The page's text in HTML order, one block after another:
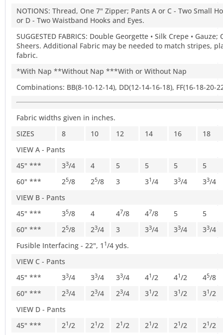
NOTIONS: Thread, One 7" Zipper; Pants A or C - Two Small
or D - Two Waistband Hooks and Eyes.
SUGGESTED FABRICS: Double Georgette • Silk Crepe •
Sheers. Additional Fabric may be needed to match stripes,
fabric.
*With Nap **Without Nap ***With or Without Nap
Combinations: BB(8-10-12-14), DD(12-14-16-18), FF(16-18-20-
Fabric widths given in inches.
SIZES
8 10 12 14 16
18
VIEW A - Pants
45" ***
33/4 4 5 5 5
5
60" ***
25/8 25/8 3 31/4 33/4 33/4
VIEW B - Pants
45" ***
35/8 4 47/8 47/8 5
5
60" ***
25/8 23/4 3 33/4 33/4 33/4
Fusible Interfacing - 22", 1 1/4 yds.
VIEW C - Pants
45" ***
33/4 33/4 33/4 41/2 41/2 45/8
60" ***
23/4 23/4 23/4 31/2 31/2 31/2
VIEW D - Pants
45" ***
21/2 21/2 21/2 21/2 21/2 21/2